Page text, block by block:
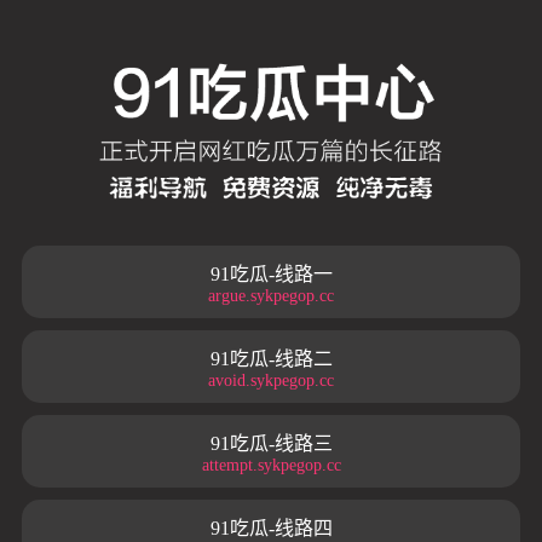
91吃瓜-线路一
argue.sykpegop.cc
91吃瓜-线路二
avoid.sykpegop.cc
91吃瓜-线路三
attempt.sykpegop.cc
91吃瓜-线路四